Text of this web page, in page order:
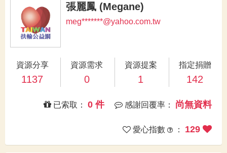
張麗鳳 (Megane)
meg*******@yahoo.com.tw
資源分享
1137
資源需求
0
資源提案
1
指定捐贈
142
感謝回覆率： 尚無資料
已索取： 0 件
愛心指數 ： 129